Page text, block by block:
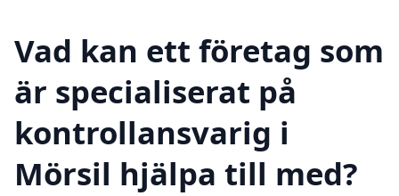
Vad kan ett företag som
är specialiserat på
kontrollansvarig i
Mörsil hjälpa till med?